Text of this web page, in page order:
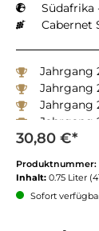
Südafrika
Cabernet
Jahrgang
Jahrgang
Jahrgang
Jahrgang 2022 -
30,80 €*
Produktnummer:
Inhalt:0.75 Liter
Sofort